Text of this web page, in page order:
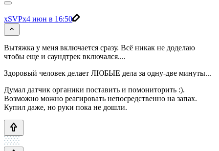
xSVPx4 июн в 16:50
Вытяжка у меня включается сразу. Всё никак не доделаю
чтобы еще и саундтрек включался....
Здоровый человек делает ЛЮБЫЕ дела за одну-две минуты...
Думал датчик органики поставить и помониторить :).
Возможно можно реагировать непосредственно на запах.
Купил даже, но руки пока не дошли.